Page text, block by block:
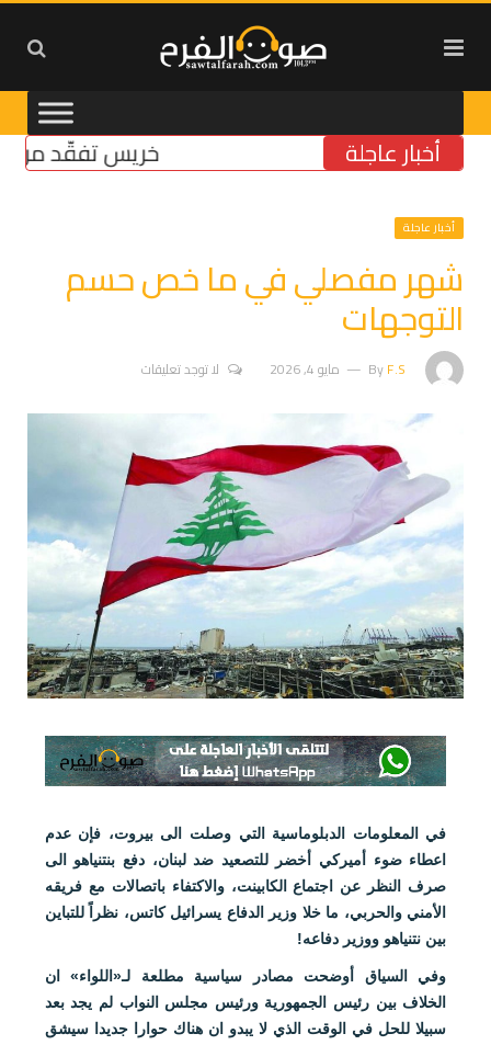
أخبار عاجلة خريس تفقّد مركز
أخبار عاجلة
شهر مفصلي في ما خص حسم
التوجهات
ByF.S مايو 4, 2026 لا توجد تعليقات
في المعلومات الدبلوماسية التي وصلت الى بيروت، فإن عدم
اعطاء ضوء أميركي أخضر للتصعيد ضد لبنان، دفع بنتنياهو الى
صرف النظر عن اجتماع الكابينت، والاكتفاء باتصالات مع فريقه
الأمني والحربي، ما خلا وزير الدفاع يسرائيل كاتس، نظراً للتباين
بين نتنياهو ووزير دفاعه!
وفي السياق أوضحت مصادر سياسية مطلعة لـ«اللواء» ان
الخلاف بين رئيس الجمهورية ورئيس مجلس النواب لم يجد بعد
سبيلا للحل في الوقت الذي لا يبدو ان هناك حوارا جديدا سيشق